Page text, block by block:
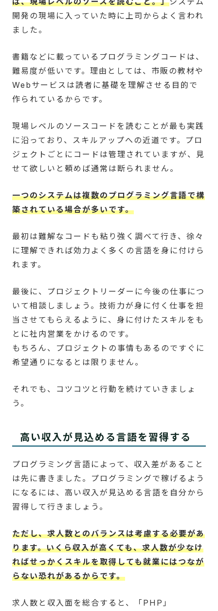
開発の現場に入っていた時に上司からよく言われ
ました。
書籍などに載っているプログラミングコードは、
難易度が低いです。理由としては、市販の教材や
Webサービスは読者に基礎を理解させる目的で
作られているからです。
現場レベルのソースコードを読むことが最も実践
に沿っており、スキルアップへの近道です。プロ
ジェクトごとにコードは管理されていますが、見
せて欲しいと頼めば通常は断られません。
一つのシステムは複数のプログラミング言語で構
築されている場合が多いです。
最初は難解なコードも粘り強く調べて行き、徐々
に理解できれば効力よく多くの言語を身に付けら
れます。
最後に、プロジェクトリーダーに今後の仕事につ
いて相談しましょう。技術力が身に付く仕事を担
当させてもらえるように、身に付けたスキルをも
とに社内営業をかけるのです。
もちろん、プロジェクトの事情もあるのですぐに
希望通りになるとは限りません。
それでも、コツコツと行動を続けていきましょ
う。
高い収入が見込める言語を習得する
プログラミング言語によって、収入差があること
は先に書きました。プログラミングで稼げるよう
になるには、高い収入が見込める言語を自分から
習得して行きましょう。
ただし、求人数とのバランスは考慮する必要があ
ります。いくら収入が高くても、求人数が少なけ
ればせっかくスキルを取得しても就業にはつなが
らない恐れがあるからです。
求人数と収入面を総合すると、「PHP」